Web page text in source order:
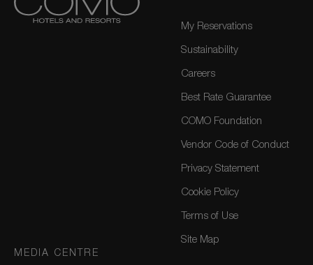
My Reservations
Sustainability
Careers
Best Rate Guarantee
COMO Foundation
Vendor Code of Conduct
Privacy Statement
Cookie Policy
Terms of Use
Site Map
MEDIA CENTRE